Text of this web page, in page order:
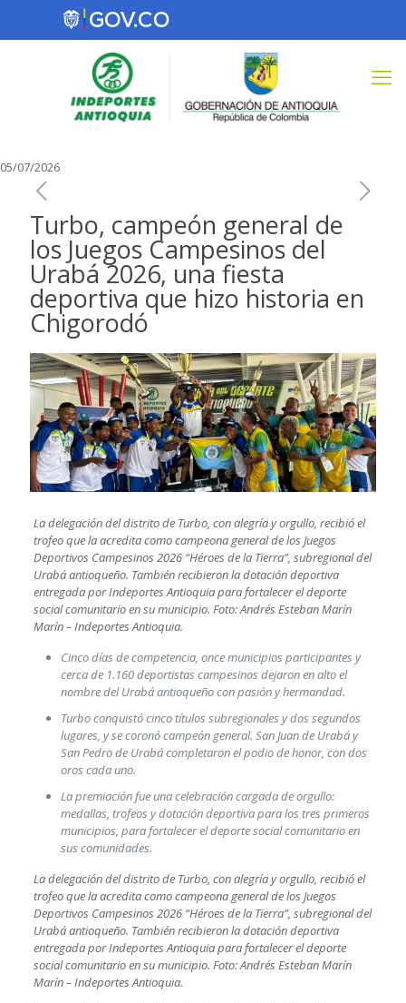
05/07/2026
Turbo, campeón general de
los Juegos Campesinos del
Urabá 2026, una fiesta
deportiva que hizo historia en
Chigorodó
La delegación del distrito de Turbo, con alegría y orgullo, recibió el
trofeo que la acredita como campeona general de los Juegos
Deportivos Campesinos 2026 “Héroes de la Tierra”, subregional del
Urabá antioqueño. También recibieron la dotación deportiva
entregada por Indeportes Antioquia para fortalecer el deporte
social comunitario en su municipio. Foto: Andrés Esteban Marín
Marín – Indeportes Antioquia.
Cinco días de competencia, once municipios participantes y
cerca de 1.160 deportistas campesinos dejaron en alto el
nombre del Urabá antioqueño con pasión y hermandad.
Turbo conquistó cinco títulos subregionales y dos segundos
lugares, y se coronó campeón general. San Juan de Urabá y
San Pedro de Urabá completaron el podio de honor, con dos
oros cada uno.
La premiación fue una celebración cargada de orgullo:
medallas, trofeos y dotación deportiva para los tres primeros
municipios, para fortalecer el deporte social comunitario en
sus comunidades.
La delegación del distrito de Turbo, con alegría y orgullo, recibió el
trofeo que la acredita como campeona general de los Juegos
Deportivos Campesinos 2026 “Héroes de la Tierra”, subregional del
Urabá antioqueño. También recibieron la dotación deportiva
entregada por Indeportes Antioquia para fortalecer el deporte
social comunitario en su municipio. Foto: Andrés Esteban Marín
Marín – Indeportes Antioquia.